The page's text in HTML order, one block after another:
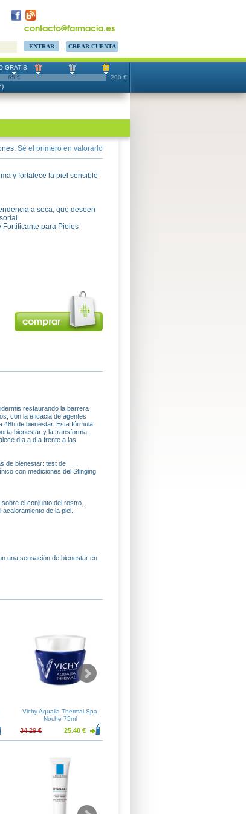
contacto@farmacia.es
CREAR CUENTA
200 €
GRATIS
65 €
Sé el primero en valorarlo
y fortalece la piel sensible
a seca, que deseen
Fortificante para Pieles
restaurando la barrera
con la eficacia de agentes
48h de bienestar. Esta fórmula
bienestar y la transforma
día a día frente a las
de bienestar: test de
con mediciones del Stinging
el conjunto del rostro.
de la piel.
una sensación de bienestar en
Vichy Aqualia Thermal Spa
Noche 75ml
34.29 € 25.40 €